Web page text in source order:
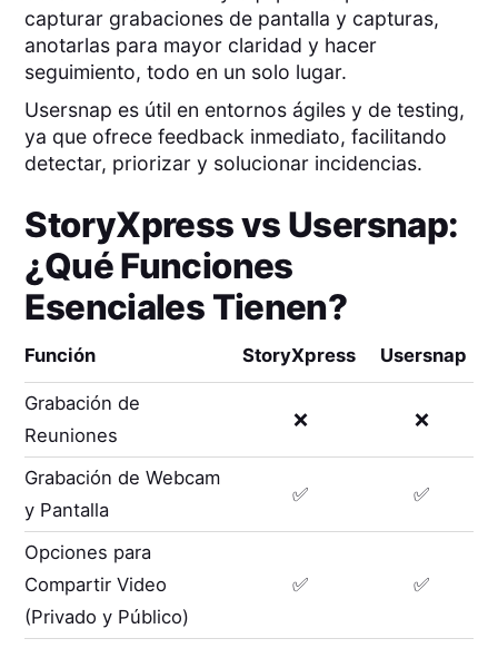
capturar grabaciones de pantalla y capturas,
anotarlas para mayor claridad y hacer
seguimiento, todo en un solo lugar.
Usersnap es útil en entornos ágiles y de testing,
ya que ofrece feedback inmediato, facilitando
detectar, priorizar y solucionar incidencias.
StoryXpressvs Usersnap:
¿Qué Funciones
Esenciales Tienen?
Función StoryXpress Usersnap
Grabación de
Reuniones
❌ ❌
Grabación de Webcam
y Pantalla
✅ ✅
Opciones para
Compartir Video
(Privado y Público)
✅ ✅